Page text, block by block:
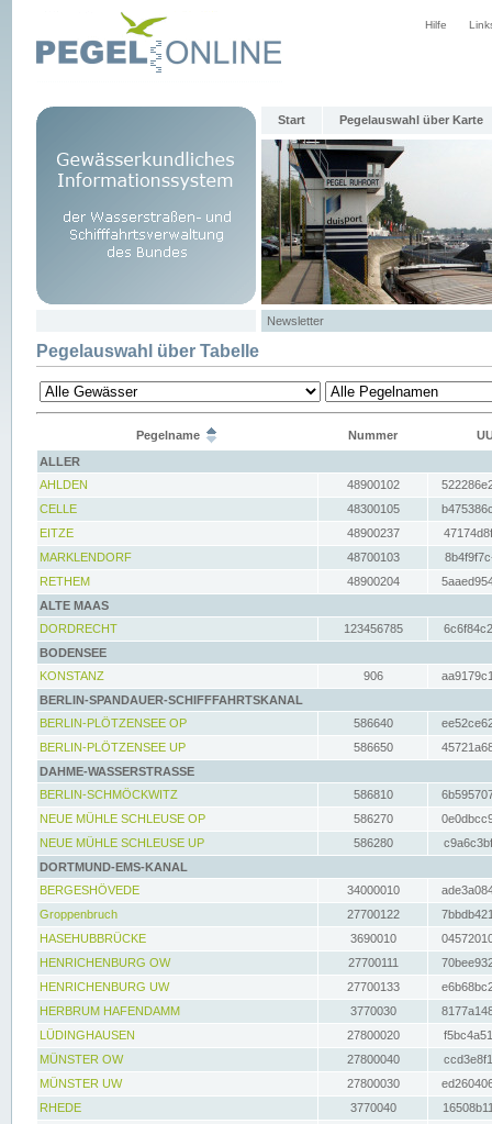
Hilfe
Start Pegelauswahl über Karte
Newsletter
Pegelauswahl über Tabelle
Pegelname Nummer
ALLER
AHLDEN
48900102
CELLE
48300105
EITZE
48900237
MARKLENDORF
48700103
RETHEM
48900204
ALTE MAAS
DORDRECHT
123456785
BODENSEE
KONSTANZ
906
BERLIN-SPANDAUER-SCHIFFFAHRTSKANAL
BERLIN-PLÖTZENSEE OP
586640
BERLIN-PLÖTZENSEE UP
586650
DAHME-WASSERSTRASSE
BERLIN-SCHMÖCKWITZ
586810
NEUE MÜHLE SCHLEUSE OP
586270
NEUE MÜHLE SCHLEUSE UP
586280
DORTMUND-EMS-KANAL
BERGESHÖVEDE
34000010
Groppenbruch
27700122
HASEHUBBRÜCKE
3690010
HENRICHENBURG OW
27700111
HENRICHENBURG UW
27700133
HERBRUM HAFENDAMM
3770030
LÜDINGHAUSEN
27800020
MÜNSTER OW
27800040
MÜNSTER UW
27800030
RHEDE
3770040